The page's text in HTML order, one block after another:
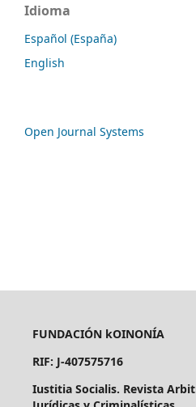
Idioma
Español (España)
English
Open Journal Systems
FUNDACIÓN kOINONÍA
RIF: J-407575716
Iustitia Socialis. Revista